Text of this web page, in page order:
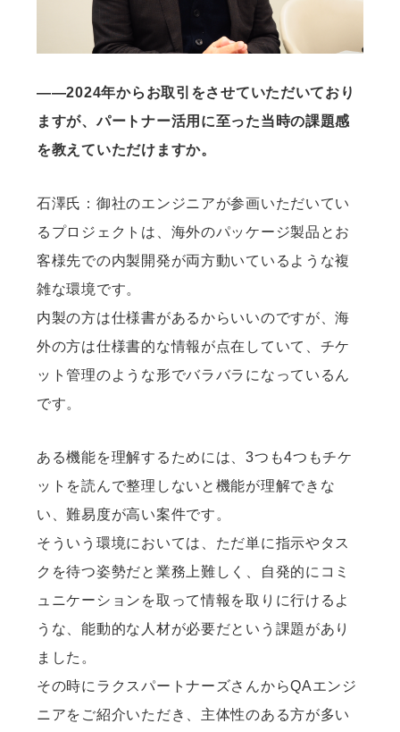
——2024年からお取引をさせていただいており
ますが、パートナー活用に至った当時の課題感
を教えていただけますか。
石澤氏：御社のエンジニアが参画いただいてい
るプロジェクトは、海外のパッケージ製品とお
客様先での内製開発が両方動いているような複
雑な環境です。
内製の方は仕様書があるからいいのですが、海
外の方は仕様書的な情報が点在していて、チケ
ット管理のような形でバラバラになっているん
です。
ある機能を理解するためには、3つも4つもチケ
ットを読んで整理しないと機能が理解できな
い、難易度が高い案件です。
そういう環境においては、ただ単に指示やタス
クを待つ姿勢だと業務上難しく、自発的にコミ
ュニケーションを取って情報を取りに行けるよ
うな、能動的な人材が必要だという課題があり
ました。
その時にラクスパートナーズさんからQAエンジ
ニアをご紹介いただき、主体性のある方が多い